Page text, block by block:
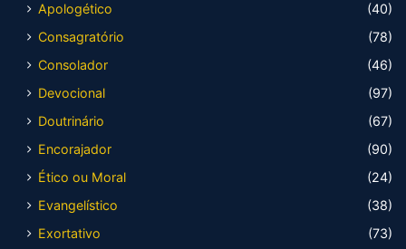
Apologético
(40)
Consagratório
(78)
Consolador
(46)
Devocional
(97)
Doutrinário
(67)
Encorajador
(90)
Ético ou Moral
(24)
Evangelístico
(38)
Exortativo
(73)